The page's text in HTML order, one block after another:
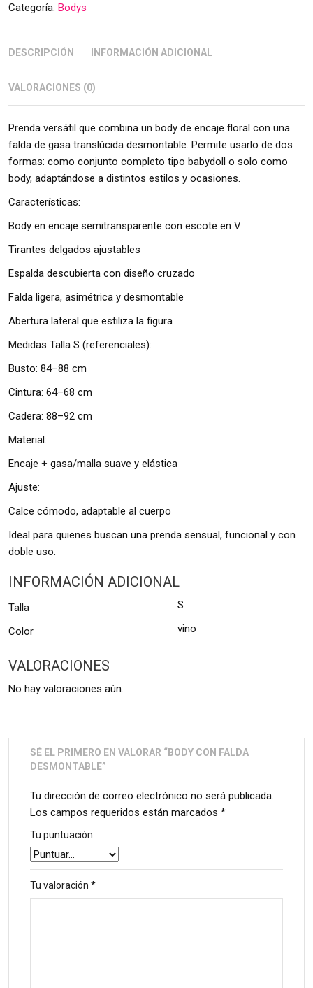
Categoría: Bodys
DESCRIPCIÓN INFORMACIÓN ADICIONAL
VALORACIONES (0)
Prenda versátil que combina un body de encaje floral con una
falda de gasa translúcida desmontable. Permite usarlo de dos
formas: como conjunto completo tipo babydoll o solo como
body, adaptándose a distintos estilos y ocasiones.
Características:
Body en encaje semitransparente con escote en V
Tirantes delgados ajustables
Espalda descubierta con diseño cruzado
Falda ligera, asimétrica y desmontable
Abertura lateral que estiliza la figura
Medidas Talla S (referenciales):
Busto: 84–88 cm
Cintura: 64–68 cm
Cadera: 88–92 cm
Material:
Encaje + gasa/malla suave y elástica
Ajuste:
Calce cómodo, adaptable al cuerpo
Ideal para quienes buscan una prenda sensual, funcional y con
doble uso.
INFORMACIÓN ADICIONAL
Talla S
Color vino
VALORACIONES
No hay valoraciones aún.
SÉ EL PRIMERO EN VALORAR “BODY CON FALDA
DESMONTABLE”
Tu dirección de correo electrónico no será publicada.
Los campos requeridos están marcados *
Tu puntuación
Tu valoración *